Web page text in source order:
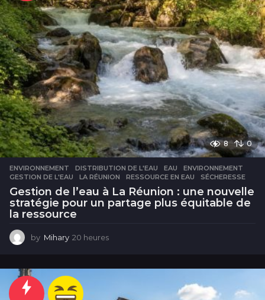
s
8 0
ENVIRONNEMENT DISTRIBUTION DE L'EAU ,EAU ,ENVIRONNEMENT
GESTION DE L'EAU
,LA RÉUNION ,RESSOURCE EN EAU ,SÉCHERESSE
Gestion de l’eau à La Réunion : une nouvelle
stratégie pour un partage plus équitable de
la ressource
by Mihary 20 heures
e